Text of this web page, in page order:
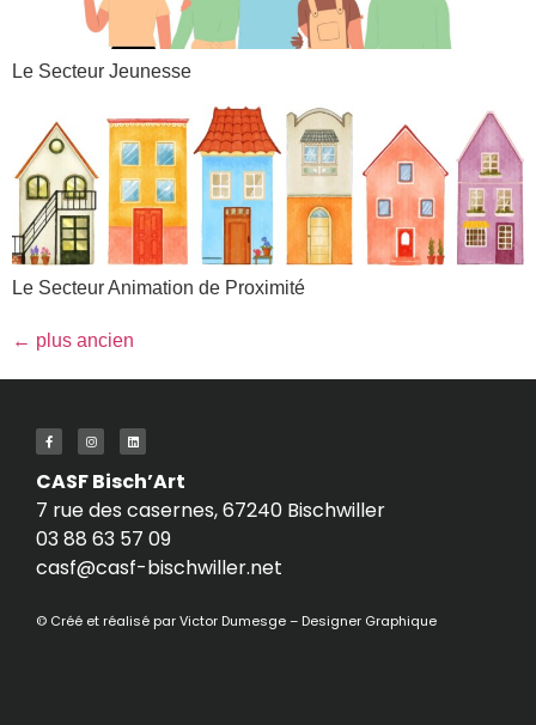
Le Secteur Jeunesse
Le Secteur Animation de Proximité
← plus ancien
CASF Bisch’Art
7 rue des casernes, 67240 Bischwiller
03 88 63 57 09
casf@casf-bischwiller.net
© Créé et réalisé parVictor Dumesge – Designer Graphique